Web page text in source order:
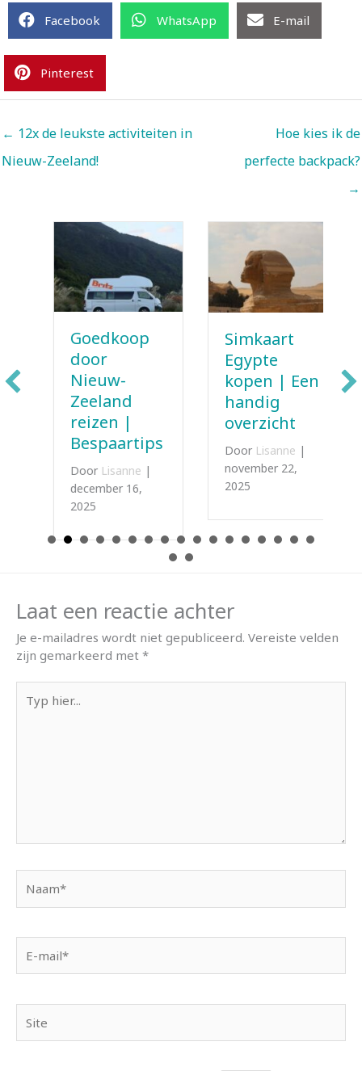
Facebook WhatsApp E-mail
Pinterest
← 12x de leukste activiteiten in
Nieuw-Zeeland!
Hoe kies ik de
perfecte backpack?
→
Goedkoop
door
Nieuw-
Zeeland
reizen |
Bespaartips
DoorLisanne |
december 16,
2025
Simkaart
Egypte
kopen | Een
handig
overzicht
DoorLisanne |
november 22,
2025
Laat een reactie achter
Je e-mailadres wordt niet gepubliceerd. Vereiste velden
zijn gemarkeerd met *
hier...
mail*